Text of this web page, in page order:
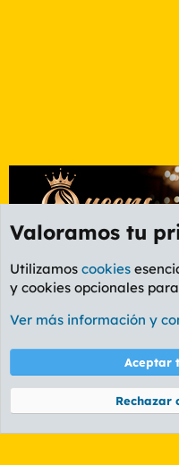
Foro General
Cookies
PL
Términos y
Community platform by XenForo®
Valoramos tu
Utilizamos cookies
y cookies opcionales
Ver más información y
Aceptar
Rechazar